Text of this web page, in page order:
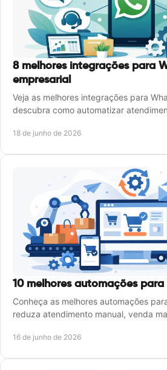
8 melhores integrações para
empresarial
Veja as melhores integrações para
descubra como automatizar
18 de junho de 2026
10 melhores automações
Conheça as melhores automações
reduza atendimento manual, venda
16 de junho de 2026